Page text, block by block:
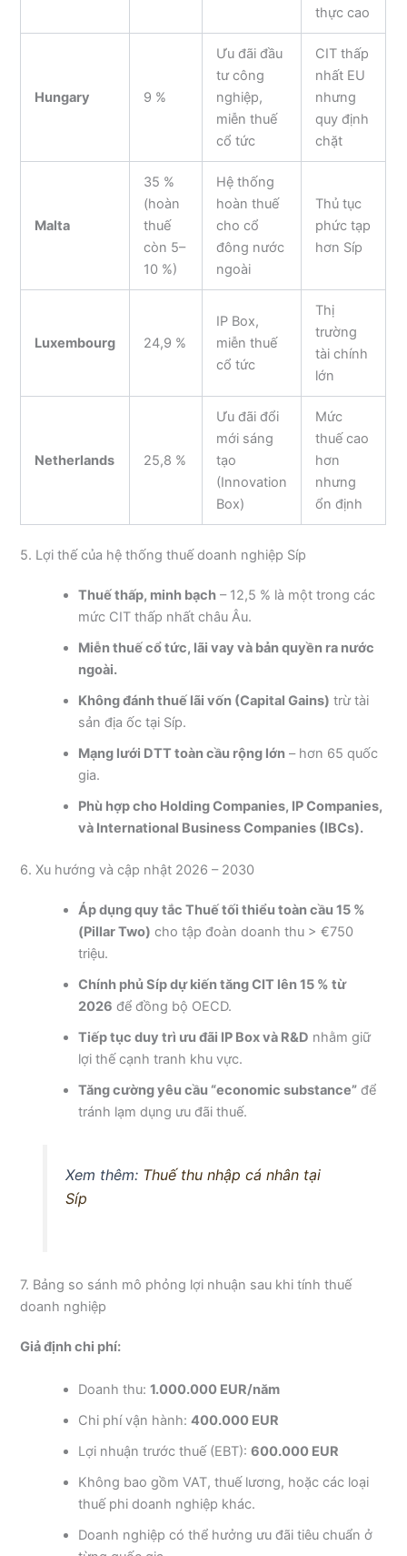
thực cao
Hungary 9 %
Ưu đãi đầu
tư công
nghiệp,
miễn thuế
cổ tức
CIT thấp
nhất EU
nhưng
quy định
chặt
Malta
35 %
(hoàn
thuế
còn 5–
10 %)
Hệ thống
hoàn thuế
cho cổ
đông nước
ngoài
Thủ tục
phức tạp
hơn Síp
Luxembourg 24,9 %
IP Box,
miễn thuế
cổ tức
Thị
trường
tài chính
lớn
Netherlands 25,8 %
Ưu đãi đổi
mới sáng
tạo
(Innovation
Box)
Mức
thuế cao
hơn
nhưng
ổn định
5. Lợi thế của hệ thống thuế doanh nghiệp Síp
Thuế thấp, minh bạch – 12,5 % là một trong các
mức CIT thấp nhất châu Âu.
Miễn thuế cổ tức, lãi vay và bản quyền ra nước
ngoài.
Không đánh thuế lãi vốn (Capital Gains) trừ tài
sản địa ốc tại Síp.
Mạng lưới DTT toàn cầu rộng lớn – hơn 65 quốc
gia.
Phù hợp cho Holding Companies, IP Companies,
và International Business Companies (IBCs).
6. Xu hướng và cập nhật 2026 – 2030
Áp dụng quy tắc Thuế tối thiểu toàn cầu 15 %
(Pillar Two) cho tập đoàn doanh thu > €750
triệu.
Chính phủ Síp dự kiến tăng CIT lên 15 % từ
2026 để đồng bộ OECD.
Tiếp tục duy trì ưu đãi IP Box và R&D nhằm giữ
lợi thế cạnh tranh khu vực.
Tăng cường yêu cầu “economic substance” để
tránh lạm dụng ưu đãi thuế.
Xem thêm: Thuế thu nhập cá nhân tại
Síp
7. Bảng so sánh mô phỏng lợi nhuận sau khi tính thuế
doanh nghiệp
Giả định chi phí:
Doanh thu:1.000.000 EUR/năm
Chi phí vận hành:400.000 EUR
Lợi nhuận trước thuế (EBT):600.000 EUR
Không bao gồm VAT, thuế lương, hoặc các loại
thuế phi doanh nghiệp khác.
Doanh nghiệp có thể hưởng ưu đãi tiêu chuẩn ở